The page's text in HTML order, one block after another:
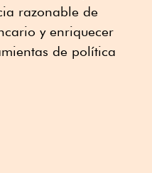
razonable de
y enriquecer
de política